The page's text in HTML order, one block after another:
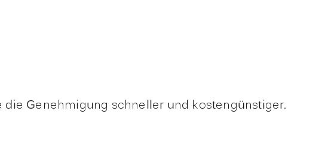
Genehmigung schneller und kostengünstiger.